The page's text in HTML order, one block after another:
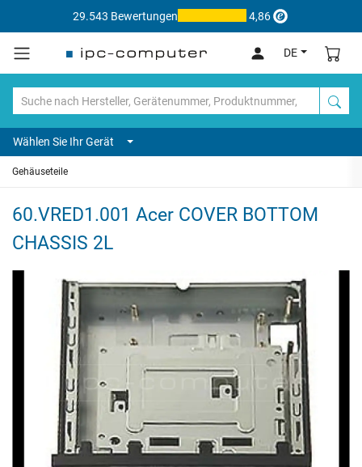
29.543 Bewertungen 4,86
DE
Wählen Sie Ihr Gerät
Gehäuseteile
60.VRED1.001 Acer COVER BOTTOM
CHASSIS 2L